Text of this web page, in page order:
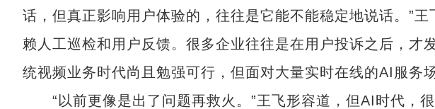
话，但真正影响用户体验的，往往是它能不能稳定地说话。”
赖人工巡检和用户反馈。很多企业往往是在用户投诉之后，才
统视频业务时代尚且勉强可行，但面对大量实时在线的AI服务
“以前更像是出了问题再救火。”王飞形容道，但AI时代，